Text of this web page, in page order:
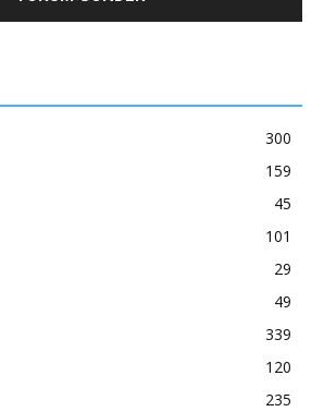
300
159
45
101
29
49
339
120
235